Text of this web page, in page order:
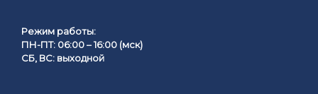
Режим работы:
ПН-ПТ: 06:00 – 16:00 (мск)
СБ, ВС: выходной